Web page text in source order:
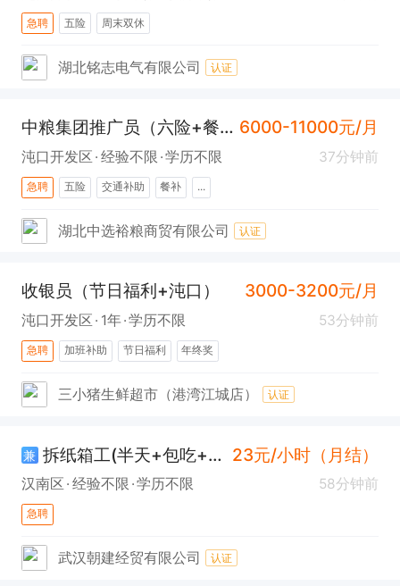
急聘 五险 周末双休
湖北铭志电气有限公司 认证
中粮集团推广员（六险+餐补+房补+沌口） 6000-11000元/月
沌口开发区 经验不限 学历不限 37分钟前
急聘 五险 交通补助 餐补 ...
湖北中选裕粮商贸有限公司 认证
收银员（节日福利+沌口） 3000-3200元/月
沌口开发区 1年 学历不限 53分钟前
急聘 加班补助 节日福利 年终奖
三小猪生鲜超市（港湾江城店） 认证
兼 拆纸箱工(半天+包吃+可大龄+汉南) 23元/小时（月结）
汉南区 经验不限 学历不限 58分钟前
急聘
武汉朝建经贸有限公司 认证